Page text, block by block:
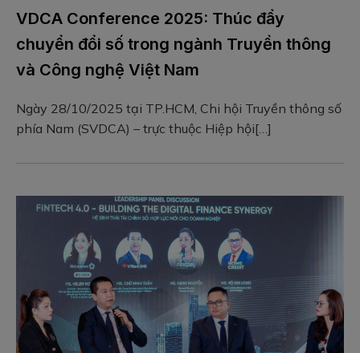
VDCA Conference 2025: Thúc đẩy
chuyển đổi số trong ngành Truyền thông
và Công nghệ Việt Nam
Ngày 28/10/2025 tại TP.HCM, Chi hội Truyền thông số
phía Nam (SVDCA) – trực thuộc Hiệp hội[…]